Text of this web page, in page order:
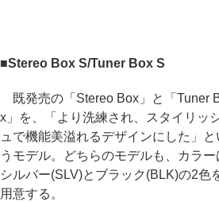
■Stereo Box S/Tuner Box S
既発売の「Stereo Box」と「Tuner
x」を、「より洗練され、スタイリッ
ュで機能美溢れるデザインにした」と
うモデル。どちらのモデルも、カラー
シルバー(SLV)とブラック(BLK)の2色
用意する。